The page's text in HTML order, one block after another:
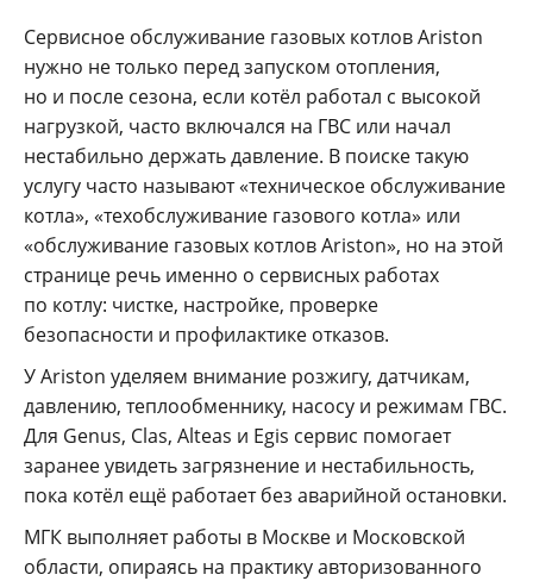
Сервисное обслуживание газовых котлов Ariston
нужно не только перед запуском отопления,
но и после сезона, если котёл работал с высокой
нагрузкой, часто включался на ГВС или начал
нестабильно держать давление. В поиске такую
услугу часто называют «техническое обслуживание
котла», «техобслуживание газового котла» или
«обслуживание газовых котлов Ariston», но на этой
странице речь именно о сервисных работах
по котлу: чистке, настройке, проверке
безопасности и профилактике отказов.
У Ariston уделяем внимание розжигу, датчикам,
давлению, теплообменнику, насосу и режимам ГВС.
Для Genus, Clas, Alteas и Egis сервис помогает
заранее увидеть загрязнение и нестабильность,
пока котёл ещё работает без аварийной остановки.
МГК выполняет работы в Москве и Московской
области, опираясь на практику авторизованного